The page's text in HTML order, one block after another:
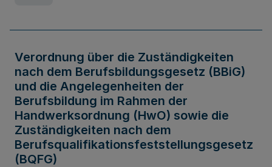
Verordnung über die Zuständigkeiten
nach dem Berufsbildungsgesetz (BBiG)
und die Angelegenheiten der
Berufsbildung im Rahmen der
Handwerksordnung (HwO) sowie die
Zuständigkeiten nach dem
Berufsqualifikationsfeststellungsgesetz
(BQFG)